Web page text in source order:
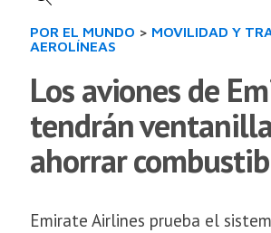
POR EL MUNDO > MOVILIDAD Y
AEROLÍNEAS
Los aviones de
tendrán
ahorrar
Emirate Airlines prueba el